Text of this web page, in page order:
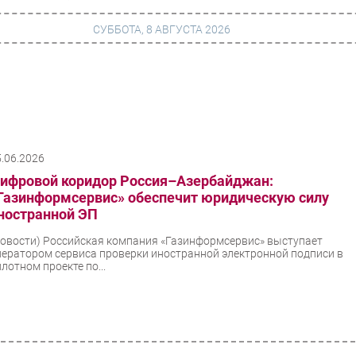
Инновации
Гаджеты
СУББОТА, 8 АВГУСТА 2026
коридор Россия–Азербайджан:
обеспечит юридическую силу
ЭП
Российская компания «Газинформсервис» выступает
сервиса проверки иностранной электронной подписи в
проекте по...